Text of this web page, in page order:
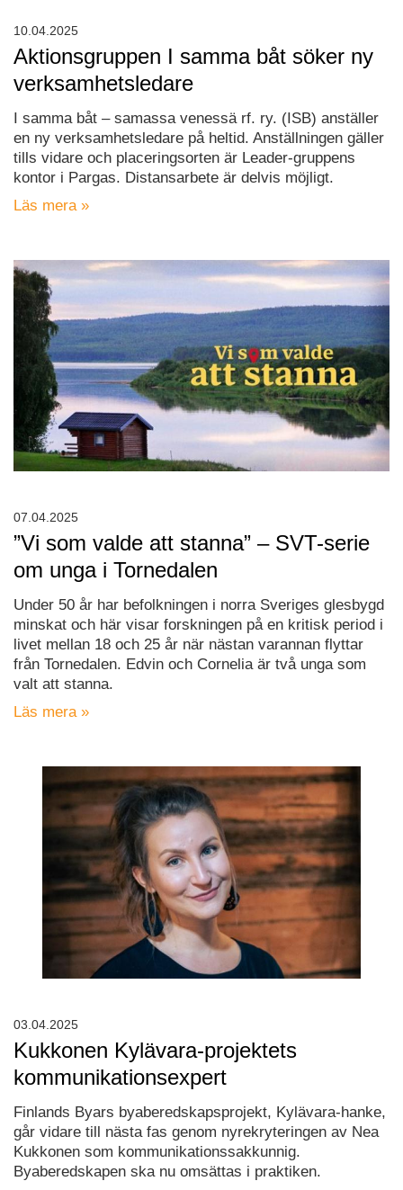
Aktionsgruppen I samma båt söker ny
verksamhetsledare
I samma båt – samassa venessä rf. ry. (ISB) anställer
en ny verksamhetsledare på heltid. Anställningen gäller
tills vidare och placeringsorten är Leader-gruppens
kontor i Pargas. Distansarbete är delvis möjligt.
Läs mera »
10.04.2025
”Vi som valde att stanna” – SVT-serie
om unga i Tornedalen
Under 50 år har befolkningen i norra Sveriges glesbygd
minskat och här visar forskningen på en kritisk period i
livet mellan 18 och 25 år när nästan varannan flyttar
från Tornedalen. Edvin och Cornelia är två unga som
valt att stanna.
Läs mera »
07.04.2025
Kukkonen Kylävara-projektets
kommunikationsexpert
Finlands Byars byaberedskapsprojekt, Kylävara-hanke,
går vidare till nästa fas genom nyrekryteringen av Nea
Kukkonen som kommunikationssakkunnig.
Byaberedskapen ska nu omsättas i praktiken.
03.04.2025